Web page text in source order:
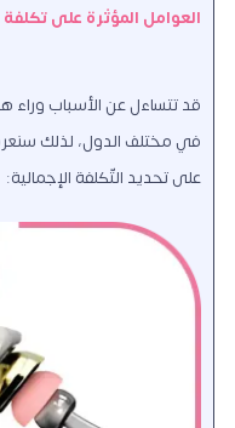
العوامل المؤثرة على
قد تتساءل عن الأسباب وراء
في مختلف الدول، لذلك
على تحديد التّكلفة الإجمالية: